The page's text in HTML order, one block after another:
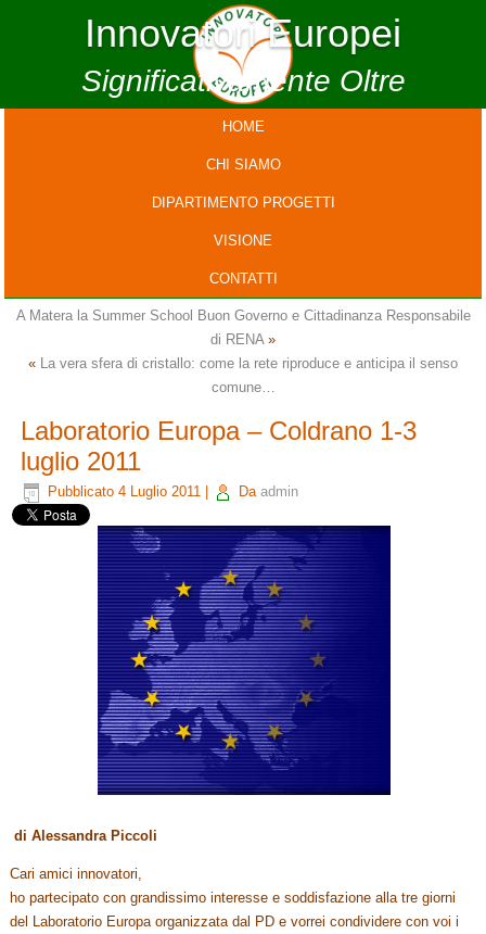
Innovatori Europei
Significativamente Oltre
HOME
CHI SIAMO
DIPARTIMENTO PROGETTI
VISIONE
CONTATTI
A Matera la Summer School Buon Governo e Cittadinanza Responsabile
di RENA»
« La vera sfera di cristallo: come la rete riproduce e anticipa il senso
comune…
Laboratorio Europa – Coldrano 1-3
luglio 2011
Pubblicato 4 Luglio 2011 Da admin
di Alessandra Piccoli
Cari amici innovatori,
ho partecipato con grandissimo interesse e soddisfazione alla tre giorni
del Laboratorio Europa organizzata dal PD e vorrei condividere con voi i